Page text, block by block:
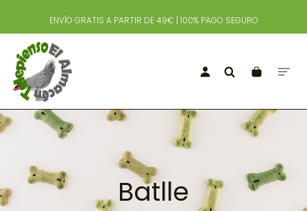
ENVÍO GRATIS A PARTIR DE 49€ | 100% PAGO SEGURO
Batlle